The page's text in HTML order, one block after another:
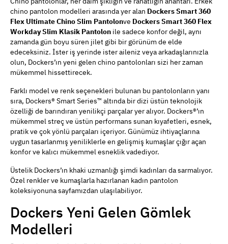
chino pantolon modelleri arasında yer alan Dockers Smart 360
Flex Ultimate Chino Slim Pantolonve Dockers Smart 360 Flex
Workday Slim Klasik Pantolon ile sadece konfor değil, aynı
zamanda gün boyu süren jilet gibi bir görünüm de elde
edeceksiniz. İster iş yerinde ister aileniz veya arkadaşlarınızla
olun, Dockers’ın yeni gelen chino pantolonları sizi her zaman
mükemmel hissettirecek.
Farklı model ve renk seçenekleri bulunan bu pantolonların yanı
sıra, Dockers® Smart Series™ altında bir dizi üstün teknolojik
özelliği de barındıran yenilikçi parçalar yer alıyor. Dockers®’ın
mükemmel streç ve üstün performans sunan kıyafetleri, esnek,
pratik ve çok yönlü parçaları içeriyor. Günümüz ihtiyaçlarına
uygun tasarlanmış yeniliklerle en gelişmiş kumaşlar çığır açan
konfor ve kalıcı mükemmel esneklik vadediyor.
Üstelik Dockers’ın khaki uzmanlığı şimdi kadınları da sarmalıyor.
Özel renkler ve kumaşlarla hazırlanan kadın pantolon
koleksiyonuna sayfamızdan ulaşılabiliyor.
Dockers Yeni Gelen Gömlek
Modelleri